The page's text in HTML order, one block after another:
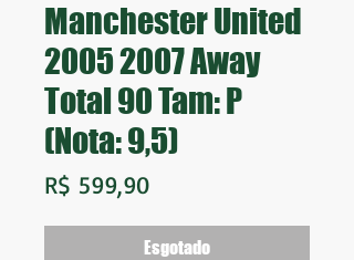
Manchester United
2005 2007 Away
Total 90 Tam: P
(Nota: 9,5)
R$ 599,90Preço
Esgotado